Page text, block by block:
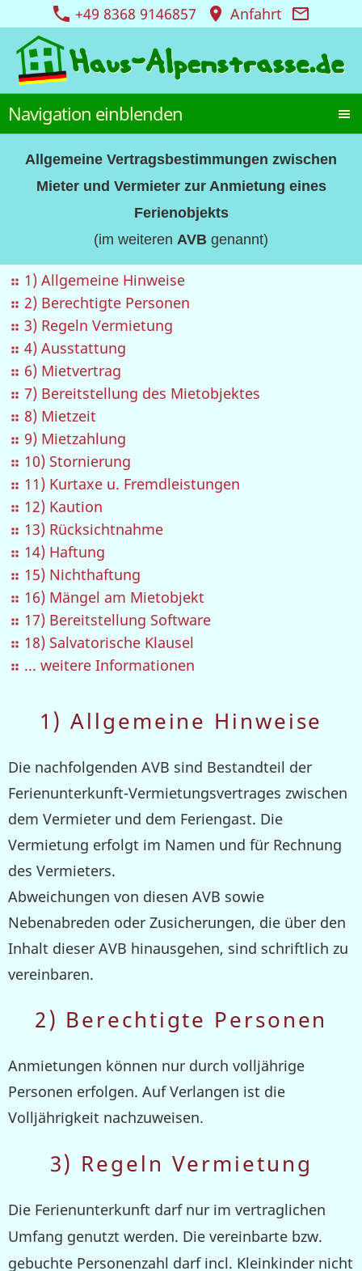
+49 8368 9146857 Anfahrt
Navigation einblenden
Allgemeine Vertragsbestimmungen zwischen
Mieter und Vermieter zur Anmietung eines
Ferienobjekts
(im weiteren AVB genannt)
1) Allgemeine Hinweise
2) Berechtigte Personen
3) Regeln Vermietung
4) Ausstattung
6) Mietvertrag
7) Bereitstellung des Mietobjektes
8) Mietzeit
9) Mietzahlung
10) Stornierung
11) Kurtaxe u. Fremdleistungen
12) Kaution
13) Rücksichtnahme
14) Haftung
15) Nichthaftung
16) Mängel am Mietobjekt
17) Bereitstellung Software
18) Salvatorische Klausel
... weitere Informationen
1) Allgemeine Hinweise
Die nachfolgenden AVB sind Bestandteil der
Ferienunterkunft-Vermietungsvertrages zwischen
dem Vermieter und dem Feriengast. Die
Vermietung erfolgt im Namen und für Rechnung
des Vermieters.
Abweichungen von diesen AVB sowie
Nebenabreden oder Zusicherungen, die über den
Inhalt dieser AVB hinausgehen, sind schriftlich zu
vereinbaren.
2) Berechtigte Personen
Anmietungen können nur durch volljährige
Personen erfolgen. Auf Verlangen ist die
Volljährigkeit nachzuweisen.
3) Regeln Vermietung
Die Ferienunterkunft darf nur im vertraglichen
Umfang genutzt werden. Die vereinbarte bzw.
gebuchte Personenzahl darf incl. Kleinkinder nicht